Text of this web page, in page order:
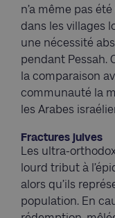
n’a même pas
dans les villages
une nécessité
pendant Pessah.
la comparaison
communauté la
les Arabes
Fractures juives
Les ultra-
lourd tribut à
alors qu’ils
population. En